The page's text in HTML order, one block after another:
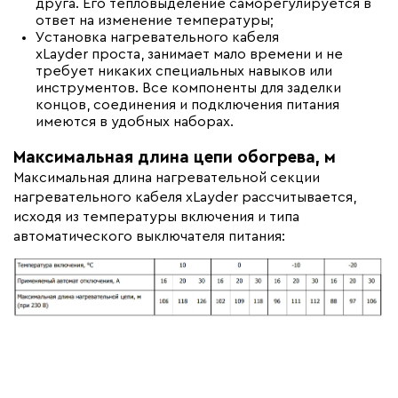
друга. Его тепловыделение саморегулируется в
ответ на изменение температуры;
Установка нагревательного кабеля
xLayder проста, занимает мало времени и не
требует никаких специальных навыков или
инструментов. Все компоненты для заделки
концов, соединения и подключения питания
имеются в удобных наборах.
Максимальная длина цепи обогрева, м
Максимальная длина нагревательной секции
нагревательного кабеля xLayder рассчитывается,
исходя из температуры включения и типа
автоматического выключателя питания: